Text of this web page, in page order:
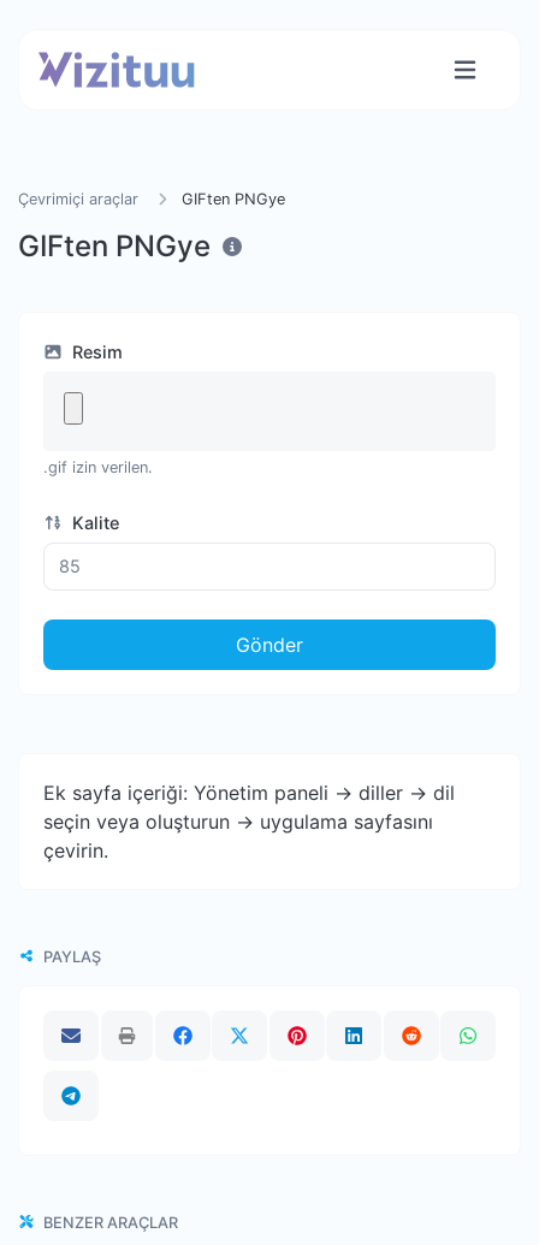
Çevrimiçi araçlar GIFten PNGye
GIFten PNGye
Resim
.gif izin verilen.
Kalite
Gönder
Ek sayfa içeriği: Yönetim paneli -> diller -> dil
seçin veya oluşturun -> uygulama sayfasını
çevirin.
PAYLAŞ
BENZER ARAÇLAR